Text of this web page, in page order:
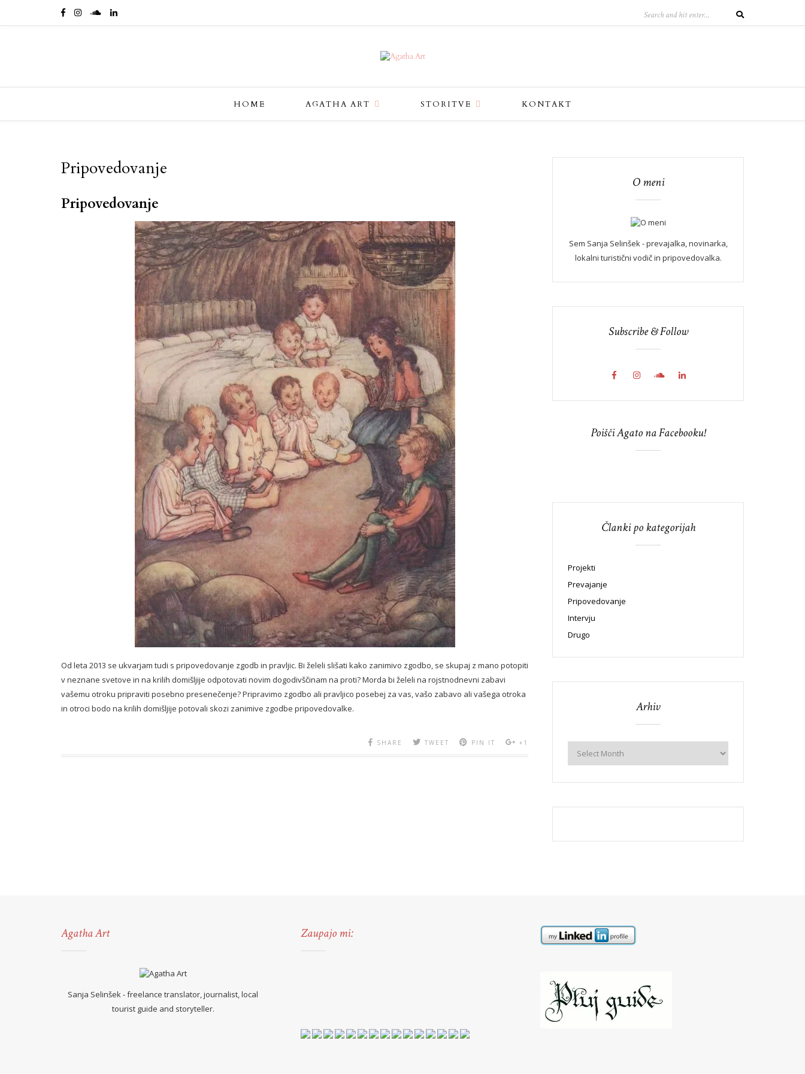
HOME AGATHA ART STORITVE KONTAKT
Pripovedovanje
Pripovedovanje
Od leta 2013 se ukvarjam tudi s pripovedovanje zgodb in pravljic. Bi želeli slišati kako zanimivo zgodbo, se skupaj z mano potopiti
v neznane svetove in na krilih domišljije odpotovati novim dogodivščinam na proti? Morda bi želeli na rojstnodnevni zabavi
vašemu otroku pripraviti posebno presenečenje? Pripravimo zgodbo ali pravljico posebej za vas, vašo zabavo ali vašega otroka
in otroci bodo na krilih domišljije potovali skozi zanimive zgodbe pripovedovalke.
SHARE TWEET PIN IT +1
O meni
Sem Sanja Selinšek - prevajalka, novinarka,
lokalni turistični vodič in pripovedovalka.
Subscribe & Follow
Poišči Agato na Facebooku!
Članki po kategorijah
Projekti
Prevajanje
Pripovedovanje
Intervju
Drugo
Arhiv
Agatha Art
Sanja Selinšek - freelance translator, journalist, local
tourist guide and storyteller.
Zaupajo mi: